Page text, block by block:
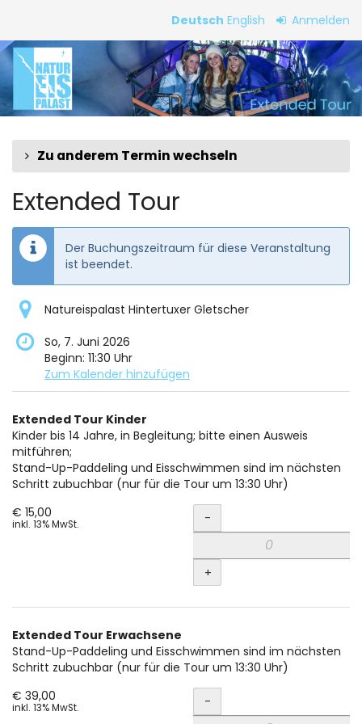
Inhalt
springen
Deutsch English Anmelden
Extended
Tour
Zu anderem Termin wechseln
Extended Tour
Der Buchungszeitraum für diese Veranstaltung
ist beendet.
Natureispalast Hintertuxer Gletscher
So, 7. Juni 2026
Beginn: 11:30 Uhr
Zum Kalender hinzufügen
Produkte
Unkategorisierte
Produkte
Extended Tour Kinder
Kinder bis 14 Jahre, in Begleitung; bitte einen Ausweis
mitführen;
Stand-Up-Paddeling und Eisschwimmen sind im nächsten
Schritt zubuchbar (nur für die Tour um 13:30 Uhr)
€ 15,00
inkl. 13% MwSt. Menge
-
+
Extended Tour Erwachsene
Stand-Up-Paddeling und Eisschwimmen sind im nächsten
Schritt zubuchbar (nur für die Tour um 13:30 Uhr)
€ 39,00
inkl. 13% MwSt. Menge
-